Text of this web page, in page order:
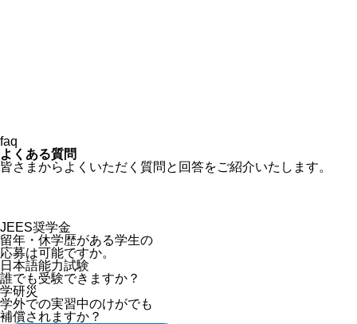
faq
よくある質問
皆さまからよくいただく質問と回答をご紹介いたします。
JEES奨学金
留年・休学歴がある学生の
応募は可能ですか。
日本語能力試験
誰でも受験できますか？
学研災
学外での実習中のけがでも
補償されますか？